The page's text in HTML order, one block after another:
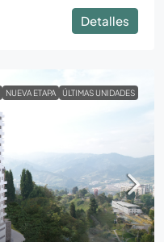
Detalles
NUEVA ETAPA ÚLTIMAS UNIDADES